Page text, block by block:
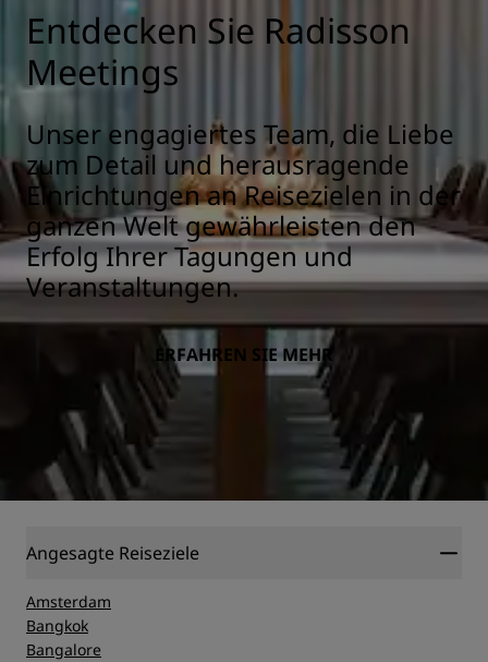
Entdecken Sie Radisson
Meetings
Unser engagiertes Team, die Liebe
zum Detail und herausragende
Einrichtungen an Reisezielen in der
ganzen Welt gewährleisten den
Erfolg Ihrer Tagungen und
Veranstaltungen.
ERFAHREN SIE MEHR
Angesagte Reiseziele
Amsterdam
Bangkok
Bangalore